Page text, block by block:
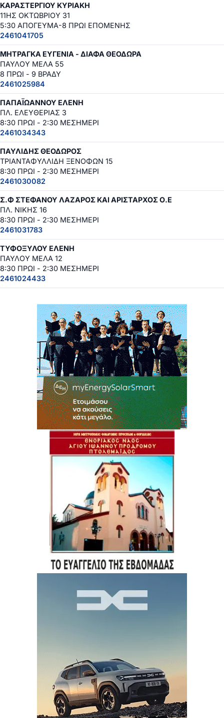
ΚΑΡΑΣΤΕΡΓΙΟΥ ΚΥΡΙΑΚΗ
11ΗΣ ΟΚΤΩΒΡΙΟΥ 31
5:30 ΑΠΟΓΕΥΜΑ-8 ΠΡΩΙ ΕΠΟΜΕΝΗΣ
2461041705
ΜΗΤΡΑΓΚΑ ΕΥΓΕΝΙΑ - ΔΙΑΦΑ ΘΕΟΔΩΡΑ
ΠΑΥΛΟΥ ΜΕΛΑ 55
8 ΠΡΩΙ - 9 ΒΡΑΔΥ
2461025984
ΠΑΠΑΪΩΑΝΝΟΥ ΕΛΕΝΗ
ΠΛ. ΕΛΕΥΘΕΡΙΑΣ 3
8:30 ΠΡΩΙ - 2:30 ΜΕΣΗΜΕΡΙ
2461034343
ΠΑΥΛΙΔΗΣ ΘΕΟΔΩΡΟΣ
ΤΡΙΑΝΤΑΦΥΛΛΙΔΗ ΞΕΝΟΦΩΝ 15
8:30 ΠΡΩΙ - 2:30 ΜΕΣΗΜΕΡΙ
2461030082
Σ.Φ ΣΤΕΦΑΝΟΥ ΛΑΖΑΡΟΣ ΚΑΙ ΑΡΙΣΤΑΡΧΟΣ Ο.Ε
ΠΛ. ΝΙΚΗΣ 16
8:30 ΠΡΩΙ - 2:30 ΜΕΣΗΜΕΡΙ
2461031783
ΤΥΦΟΞΥΛΟΥ ΕΛΕΝΗ
ΠΑΥΛΟΥ ΜΕΛΑ 12
8:30 ΠΡΩΙ - 2:30 ΜΕΣΗΜΕΡΙ
2461024433